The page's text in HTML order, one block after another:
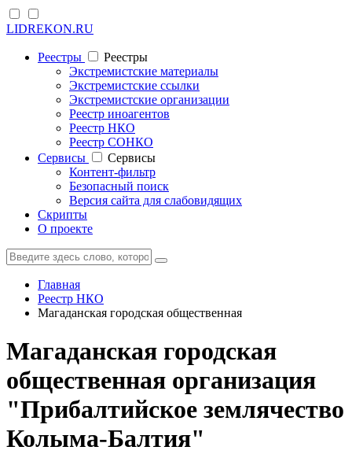
LIDREKON.RU
Реестры
Реестры
Экстремистские материалы
Экстремистские ссылки
Экстремистские организации
Реестр иноагентов
Реестр НКО
Реестр СОНКО
Cервисы
Cервисы
Контент-фильтр
Безопасный поиск
Версия сайта для слабовидящих
Скрипты
О проекте
Главная
Реестр НКО
Магаданская городская общественная
Магаданская городская
общественная организация
"Прибалтийское землячество
Колыма-Балтия"